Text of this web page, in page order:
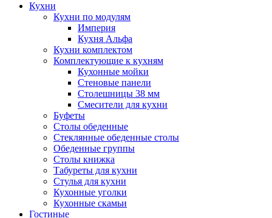
Кухни
Кухни по модулям
Империя
Кухня Альфа
Кухни комплектом
Комплектующие к кухням
Кухонные мойки
Стеновые панели
Столешницы 38 мм
Смесители для кухни
Буфеты
Столы обеденные
Стеклянные обеденные столы
Обеденные группы
Столы книжка
Табуреты для кухни
Стулья для кухни
Кухонные уголки
Кухонные скамьи
Гостиные